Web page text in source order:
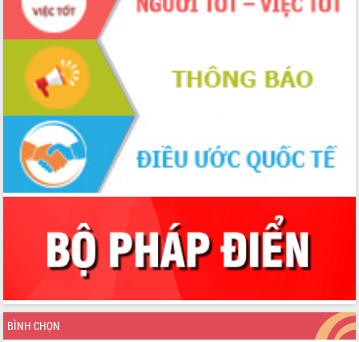
BÌNH CHỌN